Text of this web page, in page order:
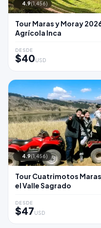
4.9(1,456)
Tour Maras y Moray
Agrícola Inca
DESDE
$40USD
4.9(1,456)
Tour Cuatrimotos
el Valle Sagrado
DESDE
$47USD